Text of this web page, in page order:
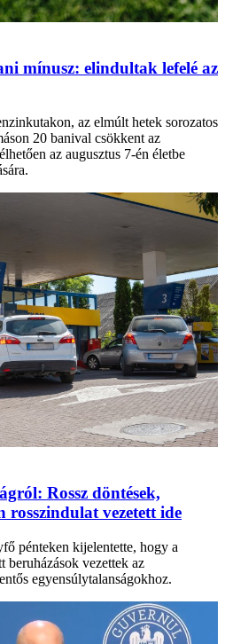
mínusz: elindultak lefelé az
az elmúlt hetek sorozatos
20 banival csökkent az
az augusztus 7-én életbe
Rossz döntések,
rosszindulat vezetett ide
pénteken kijelentette, hogy a
beruházások vezettek az
egyensúlytalanságokhoz.